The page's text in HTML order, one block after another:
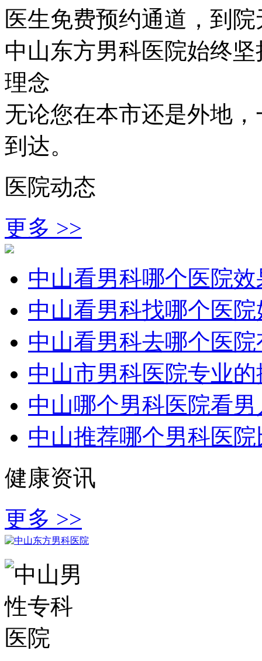
医生免费预约通道，到
中山东方男科医院始终
理念
无论您在本市还是外地
到达。
医院动态
更多 >>
中山看男科哪个医院效
中山看男科找哪个医院
中山看男科去哪个医院
中山市男科医院专业的
中山哪个男科医院看
中山推荐哪个男科医院
健康资讯
更多 >>